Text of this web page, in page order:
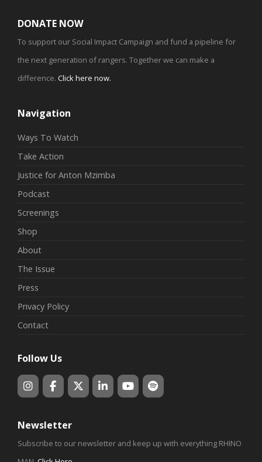
DONATE NOW
To support our Social Impact Campaign and fund a pipeline for
the next generation of rangers. Together we can make a
difference. Click here now.
Navigation
Ways To Watch
Take Action
Justice for Anton Mzimba
Podcast
Screenings
Shop
About
The Issue
Press
Privacy Policy
Contact
Follow Us
Newsletter
Subscribe to our newsletter and keep up with everything RHINO